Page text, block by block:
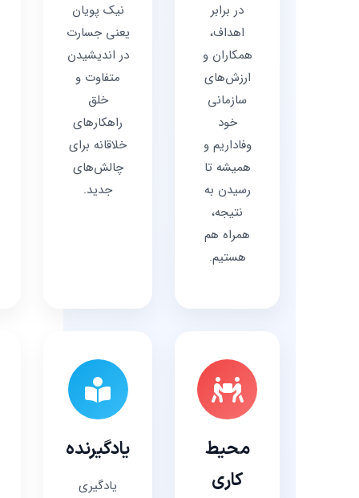
در برابر
اهداف،
همکاران و
ارزش‌های
سازمانی
خود
وفاداریم و
همیشه تا
رسیدن به
نتیجه،
همراه هم
هستیم.
نیک پویان
یعنی جسارت
در اندیشیدن
متفاوت و
خلق
راهکارهای
خلاقانه برای
چالش‌های
جدید.
محیط
کاری
یادگیرنده
یادگیری